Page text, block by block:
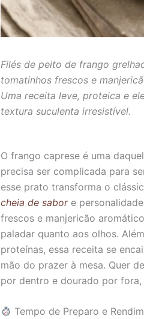
Filés de peito de frango
tomatinhos frescos e
Uma receita leve, proteica e
textura suculenta irresistível.
O frango caprese é uma
precisa ser complicada para
esse prato transforma o
cheia de sabore
frescos e manjericão
paladar quanto aos olhos.
proteínas, essa receita se
mão do prazer à mesa. Quer
por dentro e dourado por
Tempo de Preparo e